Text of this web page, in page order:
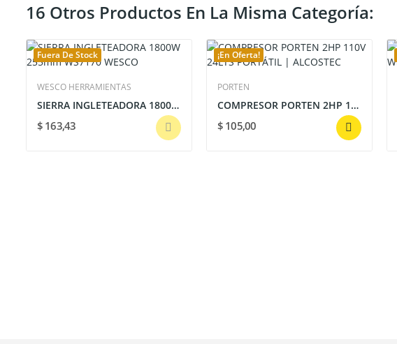
16 Otros Productos En La Misma Categoría:
Fuera De Stock
WESCO HERRAMIENTAS
SIERRA INGLETEADORA 1800W 255mm WS7170 WESCO
$ 163,43
¡En Oferta!
PORTEN
COMPRESOR PORTEN 2HP 110V 24LTS | POTENTE Y...
$ 105,00